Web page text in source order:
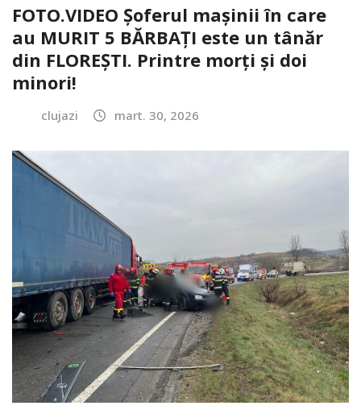
FOTO.VIDEO Șoferul mașinii în care
au MURIT 5 BĂRBAȚI este un tânăr
din FLOREȘTI. Printre morți și doi
minori!
clujazi mart. 30, 2026